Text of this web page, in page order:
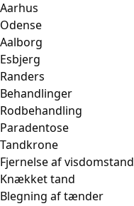
Aarhus
Odense
Aalborg
Esbjerg
Randers
Behandlinger
Rodbehandling
Paradentose
Tandkrone
Fjernelse af visdomstand
Knækket tand
Blegning af tænder